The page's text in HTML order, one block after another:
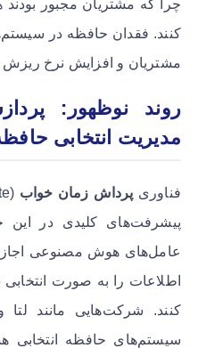
چرا که مشتریان مجبور بودند
کنند. فقدان حافظه در
مشتریان و افزایش نرخ
روند نوظهور:
مدیریت انتخابی
فناوری پرداش زمان خواب
پیشرفت‌های کلیدی در این
عامل‌های هوش مصنوعی
اطلاعات را به صورت
کنند. شرکت‌هایی مانند
سیستم‌های حافظه انتخابی